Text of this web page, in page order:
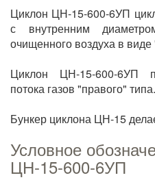
Циклон ЦН-15-600-6УП
с внутренним
очищенного воздуха в виде
Циклон ЦН-15-600-6УП
потока газов "правого" типа.
Бункер циклона ЦН-15
Условное
ЦН-15-600-6УП